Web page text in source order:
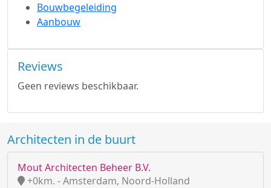
Bouwbegeleiding
Aanbouw
Reviews
Geen reviews beschikbaar.
Architecten in de buurt
Mout Architecten Beheer B.V.
+0km. - Amsterdam, Noord-Holland